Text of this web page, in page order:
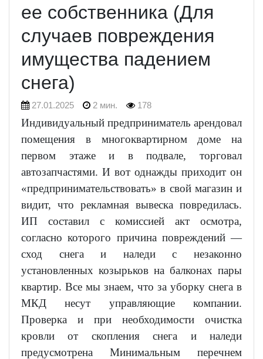
ее собственника (Для
случаев повреждения
имущества падением
снега)
27.01.2025 2 мин. 178
Индивидуальный предприниматель арендовал
помещения в многоквартирном доме на
первом этаже и в подвале, торговал
автозапчастями. И вот однажды приходит он
«предпринимательствовать» в свой магазин и
видит, что рекламная вывеска повредилась.
ИП составил с комиссией акт осмотра,
согласно которого причина повреждений —
сход снега и наледи с незаконно
установленных козырьков на балконах пары
квартир. Все мы знаем, что за уборку снега в
МКД несут управляющие компании.
Проверка и при необходимости очистка
кровли от скопления снега и наледи
предусмотрена Минимальным перечнем